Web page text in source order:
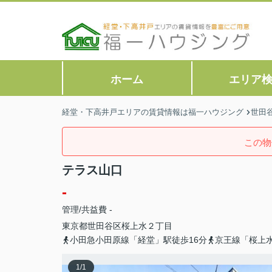
ホーム エリア
経堂・下高井戸エリアの賃貸情報は福一ハウジング 世田
この
テラス山口
-
管理/共益費 -
東京都世田谷区桜上水 ２丁目
小田急小田原線「経堂」駅徒歩16分
京王線「桜上
1/1